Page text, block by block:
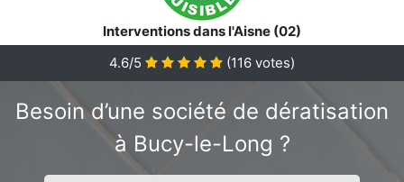
Interventions dans l'Aisne (02)
4.6/5
(116 votes)
Besoin d’une société de dératisation
à Bucy-le-Long ?